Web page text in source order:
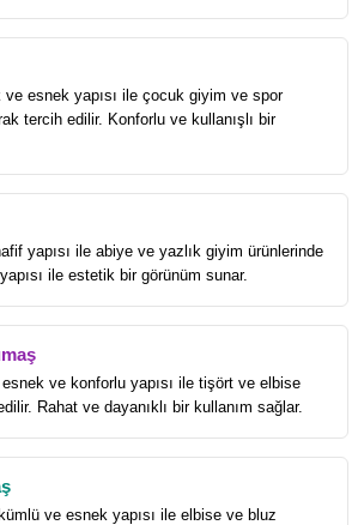
esnek yapısı ile çocuk giyim ve spor
tercih edilir. Konforlu ve kullanışlı bir
yapısı ile abiye ve yazlık giyim ürünlerinde
ile estetik bir görünüm sunar.
ve konforlu yapısı ile tişört ve elbise
Rahat ve dayanıklı bir kullanım sağlar.
ve esnek yapısı ile elbise ve bluz